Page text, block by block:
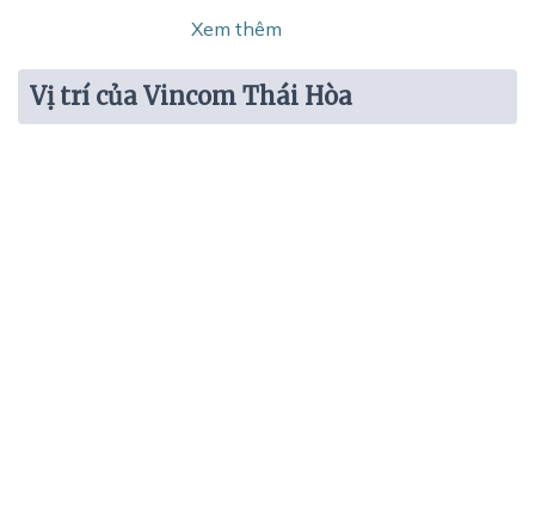
Xem thêm
Vị trí của Vincom Thái Hòa